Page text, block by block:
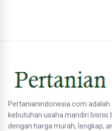
Pertanianindonesia.com adalah
kebutuhan usaha mandiri
dengan harga murah, lengkap,